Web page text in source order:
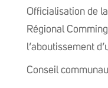
Officialisation de
Régional
l’aboutissement
Conseil